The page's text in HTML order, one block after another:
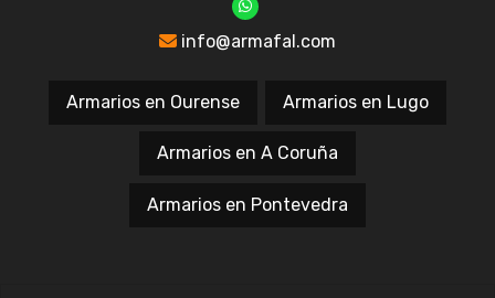
info@armafal.com
Armarios en Ourense Armarios en Lugo
Armarios en A Coruña
Armarios en Pontevedra